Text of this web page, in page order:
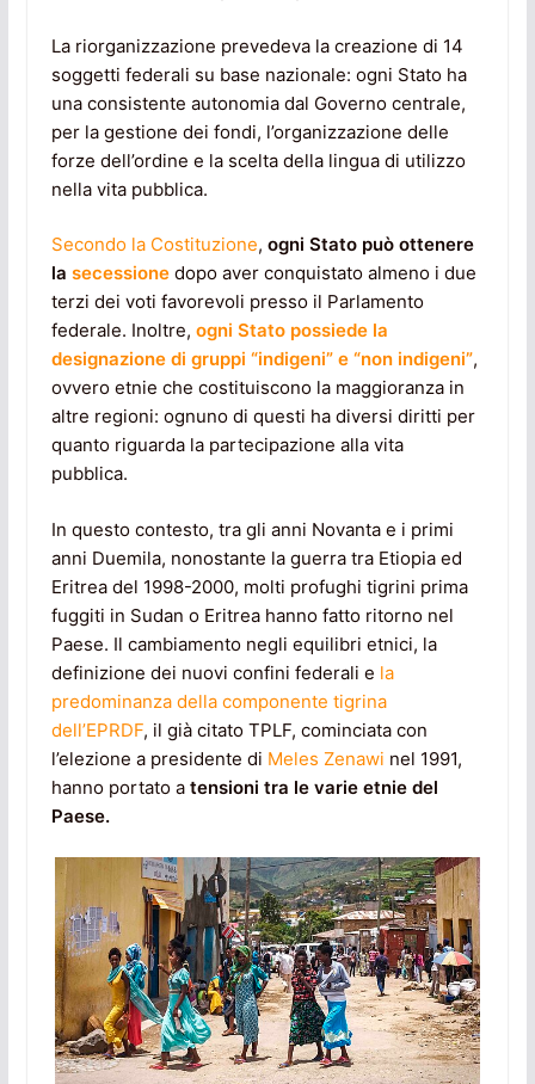
La riorganizzazione prevedeva la creazione di 14
soggetti federali su base nazionale: ogni Stato ha
una consistente autonomia dal Governo centrale,
per la gestione dei fondi, l’organizzazione delle
forze dell’ordine e la scelta della lingua di utilizzo
nella vita pubblica.
Secondo la Costituzione, ogni Stato può ottenere
la secessionedopo aver conquistato almeno i due
terzi dei voti favorevoli presso il Parlamento
federale. Inoltre, ogni Stato possiede la
designazione di gruppi “indigeni” e “non indigeni”,
ovvero etnie che costituiscono la maggioranza in
altre regioni: ognuno di questi ha diversi diritti per
quanto riguarda la partecipazione alla vita
pubblica.
In questo contesto, tra gli anni Novanta e i primi
anni Duemila, nonostante la guerra tra Etiopia ed
Eritrea del 1998-2000, molti profughi tigrini prima
fuggiti in Sudan o Eritrea hanno fatto ritorno nel
Paese. Il cambiamento negli equilibri etnici, la
definizione dei nuovi confini federali e la
predominanza della componente tigrina
dell’EPRDF, il già citato TPLF, cominciata con
l’elezione a presidente di Meles Zenawi nel 1991,
hanno portato atensioni tra le varie etnie del
Paese.